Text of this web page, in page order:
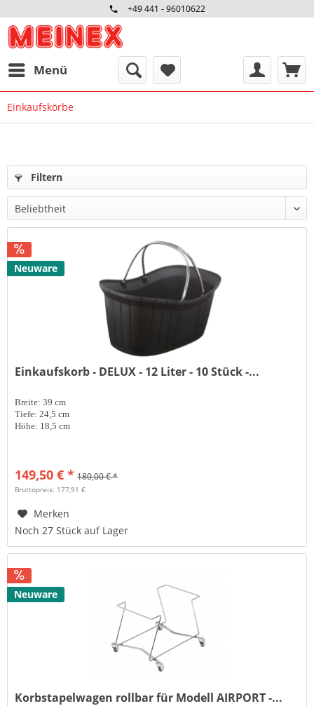
+49 441 - 96010622
Menü
Einkaufskörbe
Filtern
Neuware
Einkaufskorb - DELUX - 12 Liter - 10 Stück -...
Breite: 39 cm
Tiefe: 24,5 cm
Höhe: 18,5 cm
149,50 € * 180,00 € *
Bruttopreis: 177,91 €
Merken
Noch 27 Stück auf Lager
Neuware
Korbstapelwagen rollbar für Modell AIRPORT -...